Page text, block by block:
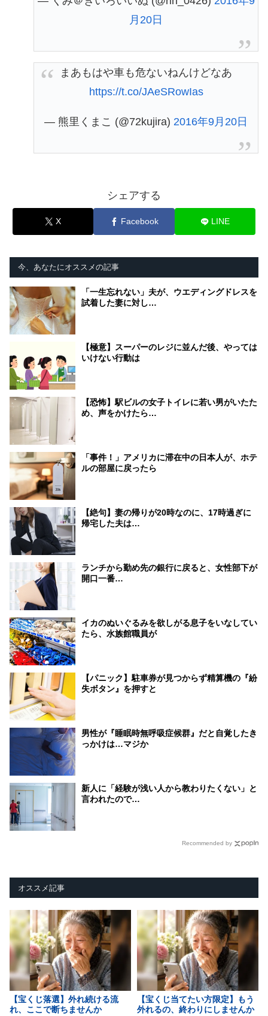
月20日
まあもはや車も危ないねんけどなあ
https://t.co/JAeSRowIas
— 熊里くまこ (@72kujira) 2016年9月20日
シェアする
X Facebook LINE
今、あなたにオススメの記事
「一生忘れない」夫が、ウエディングドレスを
試着した妻に対し…
【極意】スーパーのレジに並んだ後、やっては
いけない行動は
【恐怖】駅ビルの女子トイレに若い男がいたた
め、声をかけたら…
「事件！」アメリカに滞在中の日本人が、ホテ
ルの部屋に戻ったら
【絶句】妻の帰りが20時なのに、17時過ぎに
帰宅した夫は…
ランチから勤め先の銀行に戻ると、女性部下が
開口一番…
イカのぬいぐるみを欲しがる息子をいなしてい
たら、水族館職員が
【パニック】駐車券が見つからず精算機の『紛
失ボタン』を押すと
男性が『睡眠時無呼吸症候群』だと自覚したき
っかけは…マジか
新人に「経験が浅い人から教わりたくない」と
言われたので…
Recommended by
オススメ記事
【宝くじ落選】外れ続ける流
れ、ここで断ちませんか
【宝くじ当てたい方限定】もう
外れるの、終わりにしませんか